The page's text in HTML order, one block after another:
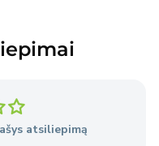
dienas nuo
prekių.
sąlygas.
atsiliepimą